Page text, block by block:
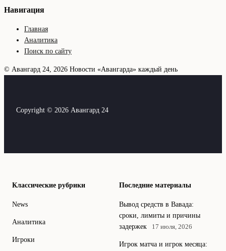
Навигация
Главная
Аналитика
Поиск по сайту
© Авангард 24, 2026 Новости «Авангарда» каждый день
Copyright © 2026 Авангард 24
Классические рубрики
News
Аналитика
Игроки
Последние материалы
Вывод средств в Вавада:
сроки, лимиты и причины
задержек
17 июля, 2026
Игрок матча и игрок месяца: